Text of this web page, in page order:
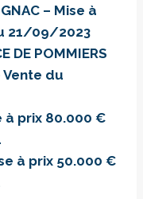
– Mise à
21/09/2023
DE POMMIERS
du
à prix 80.000 €
à prix 50.000 €